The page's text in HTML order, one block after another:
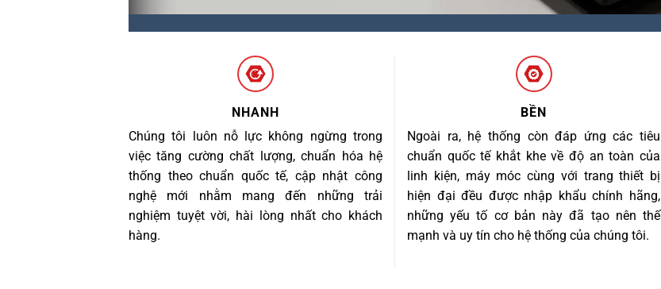
NHANH
Chúng tôi luôn nỗ lực không ngừng trong
việc tăng cường chất lượng, chuẩn hóa hệ
thống theo chuẩn quốc tế, cập nhật công
nghệ mới nhằm mang đến những trải
nghiệm tuyệt vời, hài lòng nhất cho khách
hàng.
BỀN
Ngoài ra, hệ thống còn đáp ứng các tiêu
chuẩn quốc tế khắt khe về độ an toàn của
linh kiện, máy móc cùng với trang thiết bị
hiện đại đều được nhập khẩu chính hãng,
những yếu tố cơ bản này đã tạo nên thế
mạnh và uy tín cho hệ thống của chúng tôi.